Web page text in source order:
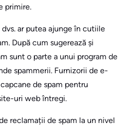
primire.
ar putea ajunge în cutiile
După cum sugerează și
sunt o parte a unui program de
spammerii. Furnizorii de e-
de spam pentru
uri web întregi.
reclamații de spam la un nivel